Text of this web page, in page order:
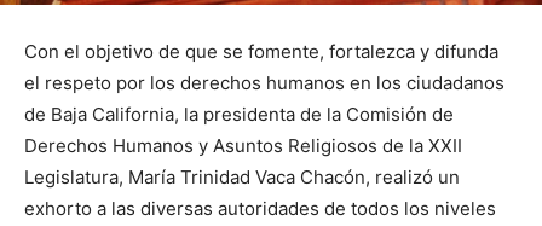
Con el objetivo de que se fomente, fortalezca y difunda
el respeto por los derechos humanos en los ciudadanos
de Baja California, la presidenta de la Comisión de
Derechos Humanos y Asuntos Religiosos de la XXII
Legislatura, María Trinidad Vaca Chacón, realizó un
exhorto a las diversas autoridades de todos los niveles